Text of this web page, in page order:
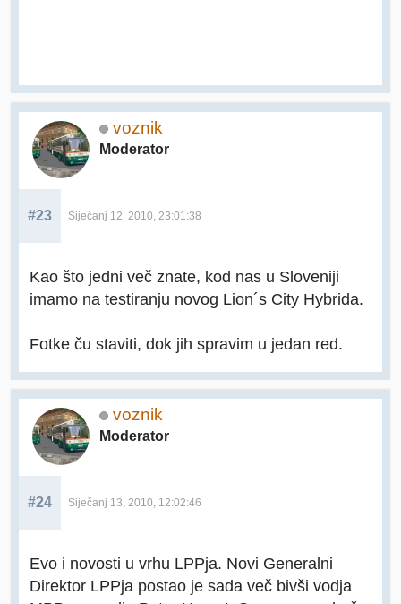
voznik
Moderator
#23 Siječanj 12, 2010, 23:01:38
Kao što jedni več znate, kod nas u Sloveniji
imamo na testiranju novog Lion´s City Hybrida.
Fotke ču staviti, dok jih spravim u jedan red.
voznik
Moderator
#24 Siječanj 13, 2010, 12:02:46
Evo i novosti u vrhu LPPja. Novi Generalni
Direktor LPPja postao je sada več bivši vodja